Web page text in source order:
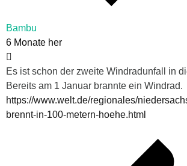
Bambu
6 Monate her
Es ist schon der zweite Windradunfall in
Bereits am 1 Januar brannte ein Windrad.
https://www.welt.de/regionales/
brennt-in-100-metern-hoehe.html